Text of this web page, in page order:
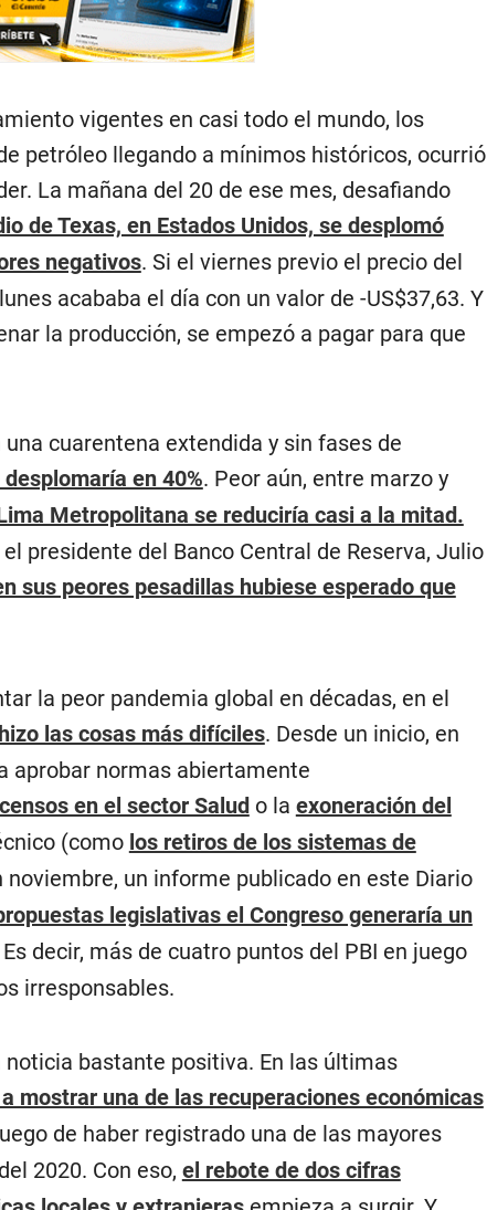
vigentes en casi todo el mundo, los
petróleo llegando a mínimos históricos, ocurrió
La mañana del 20 de ese mes, desafiando
de Texas, en Estados Unidos, se desplomó
negativos. Si el viernes previo el precio del
acababa el día con un valor de -US$37,63. Y
la producción, se empezó a pagar para que
cuarentena extendida y sin fases de
en 40%. Peor aún, entre marzo y
Metropolitana se reduciría casi a la mitad.
presidente del Banco Central de Reserva, Julio
sus peores pesadillas hubiese esperado que
la peor pandemia global en décadas, en el
las cosas más difíciles. Desde un inicio, en
aprobar normas abiertamente
en el sector Saludo la exoneración del
(como los retiros de los sistemas de
noviembre, un informe publicado en este Diario
legislativas el Congreso generaría un
decir, más de cuatro puntos del PBI en juego
irresponsables.
bastante positiva. En las últimas
mostrar una de las recuperaciones económicas
de haber registrado una de las mayores
2020. Con eso, el rebote de dos cifras